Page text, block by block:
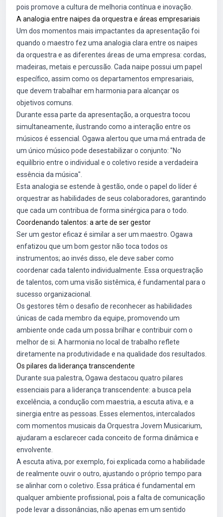
pois promove a cultura de melhoria contínua e inovação.
A analogia entre naipes da orquestra e áreas empresariais
Um dos momentos mais impactantes da apresentação foi
quando o maestro fez uma analogia clara entre os naipes
da orquestra e as diferentes áreas de uma empresa: cordas,
madeiras, metais e percussão. Cada naipe possui um papel
específico, assim como os departamentos empresariais,
que devem trabalhar em harmonia para alcançar os
objetivos comuns.
Durante essa parte da apresentação, a orquestra tocou
simultaneamente, ilustrando como a interação entre os
músicos é essencial. Ogawa alertou que uma má entrada de
um único músico pode desestabilizar o conjunto: "No
equilíbrio entre o individual e o coletivo reside a verdadeira
essência da música".
Esta analogia se estende à gestão, onde o papel do líder é
orquestrar as habilidades de seus colaboradores, garantindo
que cada um contribua de forma sinérgica para o todo.
Coordenando talentos: a arte de ser gestor
Ser um gestor eficaz é similar a ser um maestro. Ogawa
enfatizou que um bom gestor não toca todos os
instrumentos; ao invés disso, ele deve saber como
coordenar cada talento individualmente. Essa orquestração
de talentos, com uma visão sistêmica, é fundamental para o
sucesso organizacional.
Os gestores têm o desafio de reconhecer as habilidades
únicas de cada membro da equipe, promovendo um
ambiente onde cada um possa brilhar e contribuir com o
melhor de si. A harmonia no local de trabalho reflete
diretamente na produtividade e na qualidade dos resultados.
Os pilares da liderança transcendente
Durante sua palestra, Ogawa destacou quatro pilares
essenciais para a liderança transcendente: a busca pela
excelência, a condução com maestria, a escuta ativa, e a
sinergia entre as pessoas. Esses elementos, intercalados
com momentos musicais da Orquestra Jovem Musicarium,
ajudaram a esclarecer cada conceito de forma dinâmica e
envolvente.
A escuta ativa, por exemplo, foi explicada como a habilidade
de realmente ouvir o outro, ajustando o próprio tempo para
se alinhar com o coletivo. Essa prática é fundamental em
qualquer ambiente profissional, pois a falta de comunicação
pode levar a dissonâncias, não apenas em um sentido